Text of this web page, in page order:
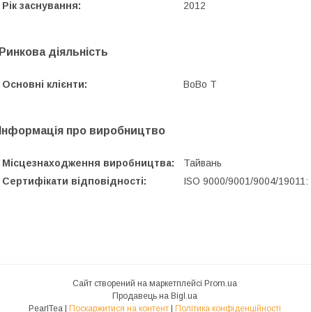
Рік заснування: 2012
Ринкова діяльність
Основні клієнти: BoBo T
Інформація про виробництво
Місцезнаходження виробництва:
Тайвань
Сертифікати відповідності:
ISO 9000/9001/9004/19011:
Сайт створений на маркетплейсі Prom.ua
Продавець на Bigl.ua
Поскаржитися на контент Політика конфіденційності